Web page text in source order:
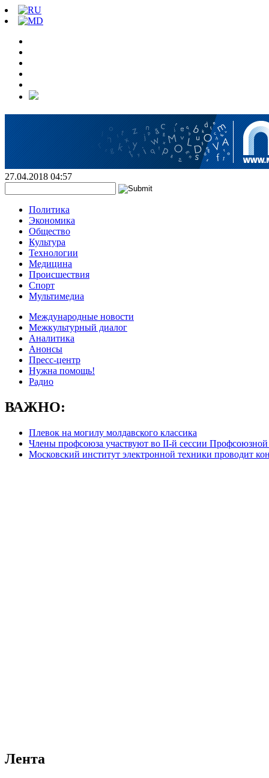
27.04.2018 04:57
Политика
Экономика
Общество
Культура
Технологии
Медицина
Происшествия
Спорт
Мультимедиа
Международные новости
Межкультурный диалог
Аналитика
Анонсы
Пресс-центр
Нужна помощь!
Радио
ВАЖНО:
Плевок на могилу молдавского классика
Члены профсоюза участвуют во II-й сессии
Московский институт электронной техники проводит
Лента